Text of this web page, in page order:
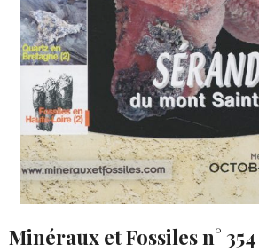
Minéraux et Fossiles n° 354